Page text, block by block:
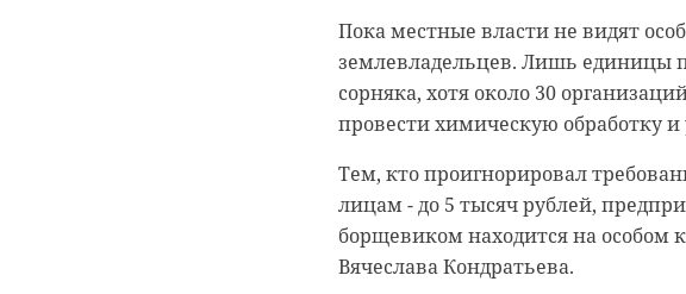
Пока местные власти не видят
землевладельцев. Лишь единицы
сорняка, хотя около 30
провести химическую обработку
Тем, кто проигнорировал
лицам - до 5 тысяч рублей,
борщевиком находится на особом
Вячеслава Кондратьева.
В рамках рабочей поездки
проделанных работ.
В возложении участвовали также
Чертков и представители
восстановлением.
Как ранее отмечалсенатор РФ от
47 регион системно занимается
улучшая условия жизни местных